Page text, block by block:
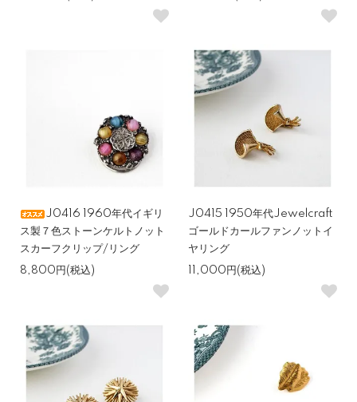
J0416 1960年代イギリ
ス製７色ストーンケルトノット
スカーフクリップ/リング
8,800円(税込)
J0415 1950年代Jewelcraft
ゴールドカールファンノットイ
ヤリング
11,000円(税込)